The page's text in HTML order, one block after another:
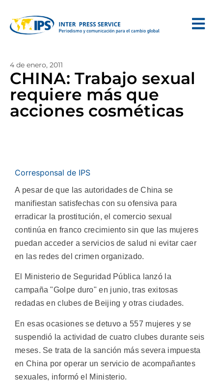
4 de enero, 2011
CHINA: Trabajo sexual
requiere más que
acciones cosméticas
Corresponsal de IPS
A pesar de que las autoridades de China se
manifiestan satisfechas con su ofensiva para
erradicar la prostitución, el comercio sexual
continúa en franco crecimiento sin que las mujeres
puedan acceder a servicios de salud ni evitar caer
en las redes del crimen organizado.
El Ministerio de Seguridad Pública lanzó la
campaña "Golpe duro" en junio, tras exitosas
redadas en clubes de Beijing y otras ciudades.
En esas ocasiones se detuvo a 557 mujeres y se
suspendió la actividad de cuatro clubes durante seis
meses. Se trata de la sanción más severa impuesta
en China por operar un servicio de acompañantes
sexuales, informó el Ministerio.